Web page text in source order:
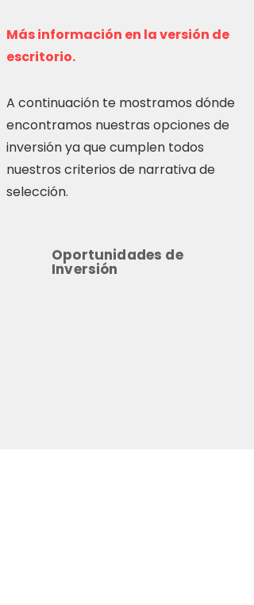
Más información en la versión de
escritorio.
A continuación te mostramos dónde
encontramos nuestras opciones de
inversión ya que cumplen todos
nuestros criterios de narrativa de
selección.
Oportunidades de
Inversión